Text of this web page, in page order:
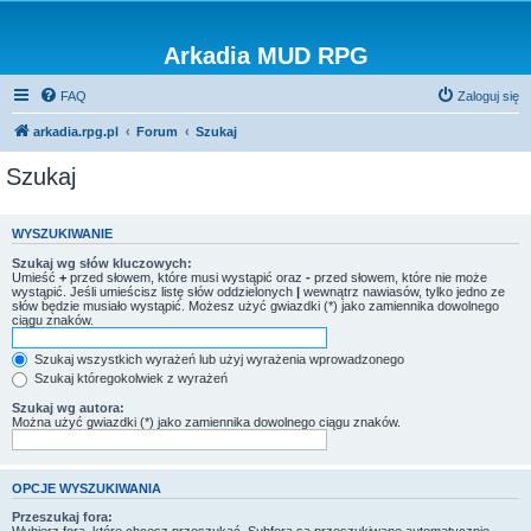
Arkadia MUD RPG
FAQ Zaloguj się
arkadia.rpg.pl Forum Szukaj
Szukaj
WYSZUKIWANIE
Szukaj wg słów kluczowych:
Umieść + przed słowem, które musi wystąpić oraz - przed słowem, które nie może
wystąpić. Jeśli umieścisz listę słów oddzielonych | wewnątrz nawiasów, tylko jedno ze
słów będzie musiało wystąpić. Możesz użyć gwiazdki (*) jako zamiennika dowolnego
ciągu znaków.
Szukaj wszystkich wyrażeń lub użyj wyrażenia wprowadzonego
Szukaj któregokolwiek z wyrażeń
Szukaj wg autora:
Można użyć gwiazdki (*) jako zamiennika dowolnego ciągu znaków.
OPCJE WYSZUKIWANIA
Przeszukaj fora: